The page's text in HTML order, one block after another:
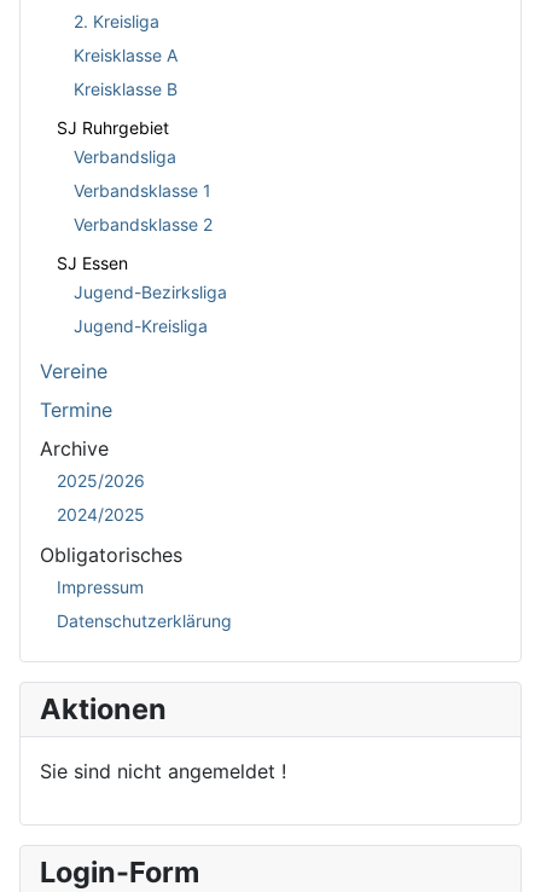
2. Kreisliga
Kreisklasse A
Kreisklasse B
SJ Ruhrgebiet
Verbandsliga
Verbandsklasse 1
Verbandsklasse 2
SJ Essen
Jugend-Bezirksliga
Jugend-Kreisliga
Vereine
Termine
Archive
2025/2026
2024/2025
Obligatorisches
Impressum
Datenschutzerklärung
Aktionen
Sie sind nicht angemeldet !
Login-Form